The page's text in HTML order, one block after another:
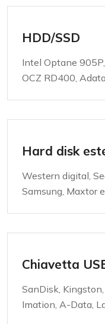
HDD/SSD
Intel Optane
OCZ RD400,
Hard disk
Western digital,
Samsung, Maxtor
Chiavetta
SanDisk, Kingston,
Imation, A-Data,